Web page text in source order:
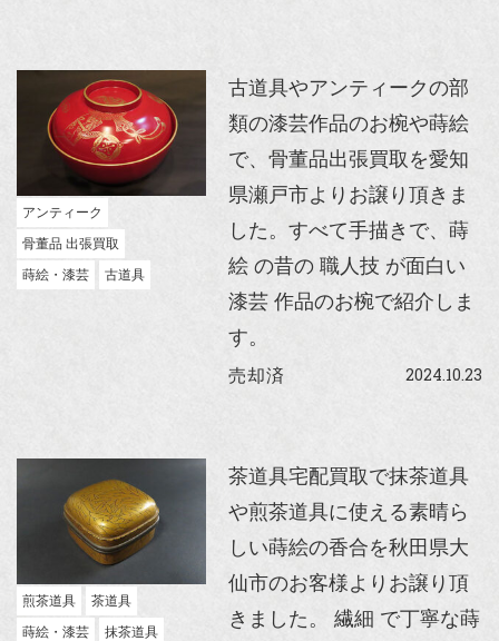
アンティーク
骨董品 出張買取
蒔絵・漆芸
古道具
古道具やアンティークの部
類の漆芸作品のお椀や蒔絵
で、骨董品出張買取を愛知
県瀬戸市よりお譲り頂きま
した。すべて手描きで、蒔
絵 の昔の 職人技 が面白い
漆芸 作品のお椀で紹介しま
す。
売却済 2024.10.23
煎茶道具
茶道具
蒔絵・漆芸
抹茶道具
茶道具宅配買取で抹茶道具
や煎茶道具に使える素晴ら
しい蒔絵の香合を秋田県大
仙市のお客様よりお譲り頂
きました。 繊細 で丁寧な蒔